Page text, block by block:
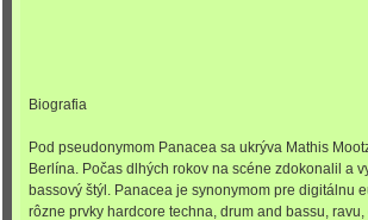
Biografia
Pod pseudonymom Panacea sa ukrýva Mathis
Berlína. Počas dlhých rokov na scéne zdokonalil a
bassový štýl. Panacea je synonymom pre digitálnu
rôzne prvky hardcore techna, drum and bassu,